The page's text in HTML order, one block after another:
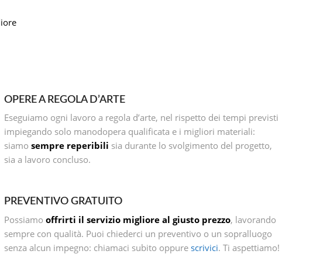
OPERE A REGOLA D’ARTE
Eseguiamo ogni lavoro a regola d’arte, nel rispetto dei tempi previsti
impiegando solo manodopera qualificata e i migliori materiali:
siamosempre reperibili sia durante lo svolgimento del progetto,
sia a lavoro concluso.
PREVENTIVO GRATUITO
Possiamooffrirti il servizio migliore al giusto prezzo, lavorando
sempre con qualità. Puoi chiederci un preventivo o un sopralluogo
senza alcun impegno: chiamaci subito oppure scrivici. Ti aspettiamo!